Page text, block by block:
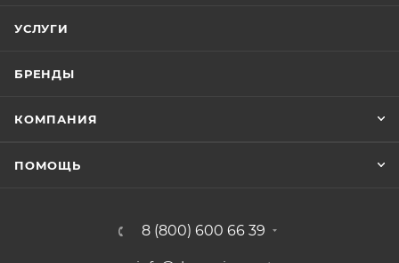
УСЛУГИ
БРЕНДЫ
КОМПАНИЯ
ПОМОЩЬ
8 (800) 600 66 39